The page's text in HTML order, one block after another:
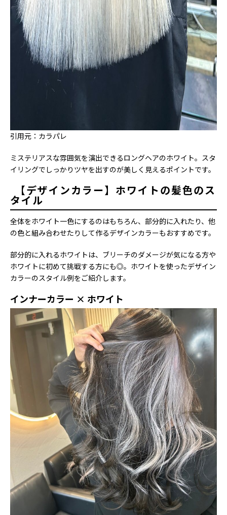
引用元：カラパレ
ミステリアスな雰囲気を演出できるロングヘアのホワイト。スタ
イリングでしっかりツヤを出すのが美しく見えるポイントです。
【デザインカラー】ホワイトの髪色のス
タイル
全体をホワイト一色にするのはもちろん、部分的に入れたり、他
の色と組み合わせたりして作るデザインカラーもおすすめです。
部分的に入れるホワイトは、ブリーチのダメージが気になる方や
ホワイトに初めて挑戦する方にも◎。ホワイトを使ったデザイン
カラーのスタイル例をご紹介します。
インナーカラー × ホワイト